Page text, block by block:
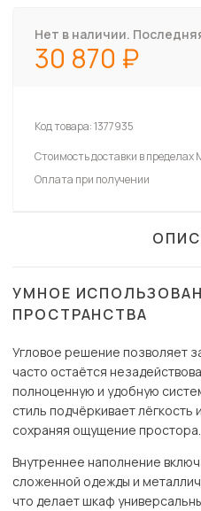
Нет в наличии.
30 870
Код товара:1377935
Стоимость доставки в пределах
Оплата при получении
УМНОЕ
ПРОСТРАНСТВА
Угловое решение позволяет
часто остаётся
полноценную и удобную
стиль подчёркивает лёгкость
сохраняя ощущение простора.
Внутреннее наполнение
сложенной одежды и
что делает шкаф